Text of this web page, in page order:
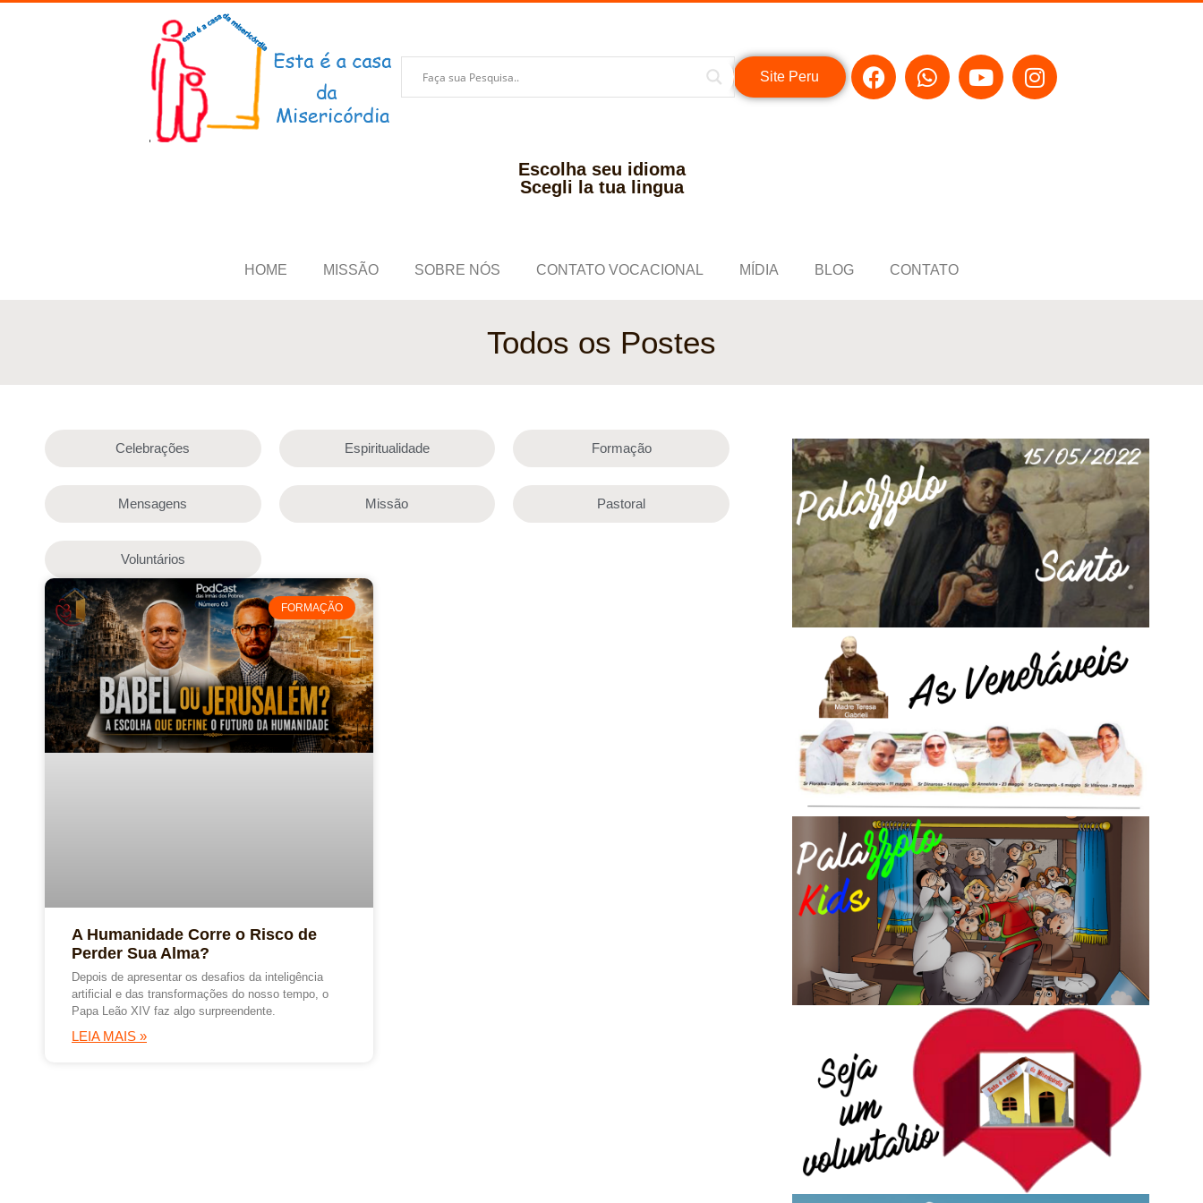
Site Peru
Escolha seu idioma
Scegli la tua lingua
HOME MISSÃO SOBRE NÓS CONTATO VOCACIONAL MÍDIA BLOG CONTATO
Todos os Postes
Celebrações Espiritualidade Formação
Mensagens Missão Pastoral
Voluntários
FORMAÇÃO
A Humanidade Corre o Risco de
Perder Sua Alma?
Depois de apresentar os desafios da inteligência
artificial e das transformações do nosso tempo, o
Papa Leão XIV faz algo surpreendente.
LEIA MAIS »